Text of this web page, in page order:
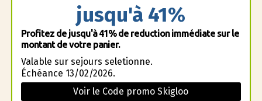
jusqu'à 41%
Profitez de jusqu'à 41% de reduction immédiate sur le
montant de votre panier.
Valable sur sejours seletionne.
Échéance 13/02/2026.
Voir le Code promo Skigloo